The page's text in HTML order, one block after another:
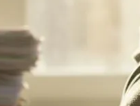
り】2026年9月の自治